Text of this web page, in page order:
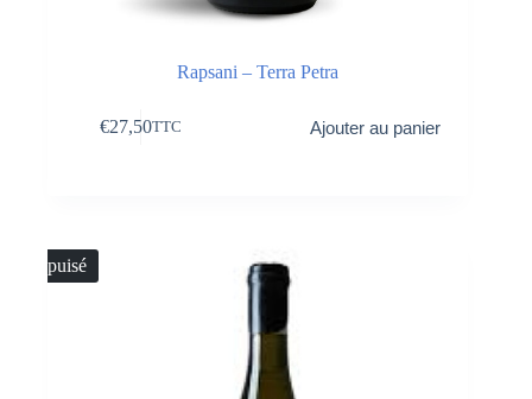
Rapsani – Terra Petra
€27,50TTC Ajouter au panier
Épuisé